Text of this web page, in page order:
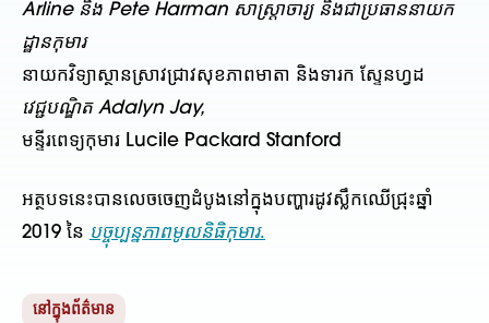
Arline និង Pete Harman សាស្ត្រាចារ្យ និងជាប្រធាននាយក
ដ្ឋានកុមារ
នាយកវិទ្យាស្ថានស្រាវជ្រាវសុខភាពមាតា និងទារក ស្ទែនហ្វដ
វេជ្ជបណ្ឌិត Adalyn Jay,
មន្ទីរពេទ្យកុមារ Lucile Packard Stanford
អត្ថបទនេះបានលេចចេញដំបូងនៅក្នុងបញ្ហារដូវស្លឹកឈើជ្រុះឆ្នាំ
2019 នៃ បច្ចុប្បន្នភាពមូលនិធិកុមារ.
នៅក្នុងព័ត៌មាន